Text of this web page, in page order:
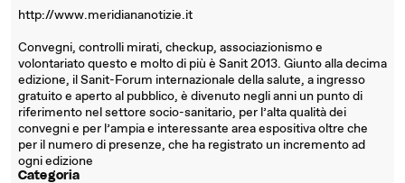
http://www.meridiananotizie.it
Convegni, controlli mirati, checkup, associazionismo e
volontariato questo e molto di più è Sanit 2013. Giunto alla decima
edizione, il Sanit-Forum internazionale della salute, a ingresso
gratuito e aperto al pubblico, è divenuto negli anni un punto di
riferimento nel settore socio-sanitario, per l’alta qualità dei
convegni e per l’ampia e interessante area espositiva oltre che
per il numero di presenze, che ha registrato un incremento ad
ogni edizione
Categoria